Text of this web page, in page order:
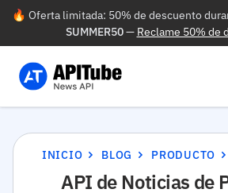
🔥 Oferta limitada: 50% de descuento
SUMMER50— Reclame 50% de
INICIO BLOG PRODUCTO
API de Noticias de